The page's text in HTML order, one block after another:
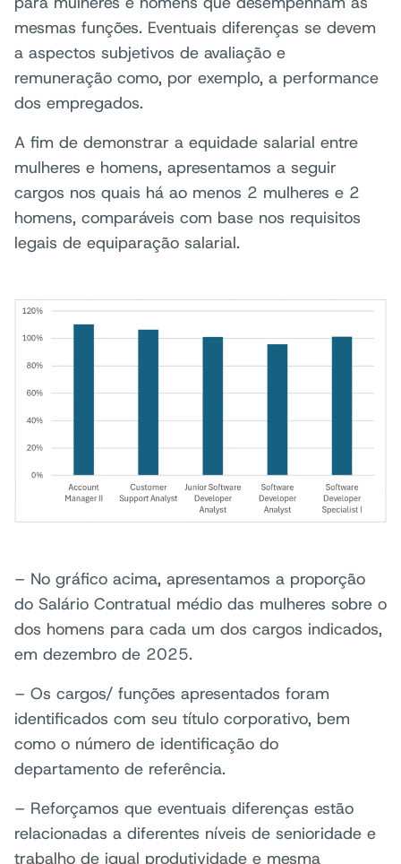
mesmas funções. Eventuais diferenças se devem
a aspectos subjetivos de avaliação e
remuneração como, por exemplo, a performance
dos empregados.
A fim de demonstrar a equidade salarial entre
mulheres e homens, apresentamos a seguir
cargos nos quais há ao menos 2 mulheres e 2
homens, comparáveis com base nos requisitos
legais de equiparação salarial.
– No gráfico acima, apresentamos a proporção
do Salário Contratual médio das mulheres sobre o
dos homens para cada um dos cargos indicados,
em dezembro de 2025.
– Os cargos/ funções apresentados foram
identificados com seu título corporativo, bem
como o número de identificação do
departamento de referência.
– Reforçamos que eventuais diferenças estão
relacionadas a diferentes níveis de senioridade e
trabalho de igual produtividade e mesma